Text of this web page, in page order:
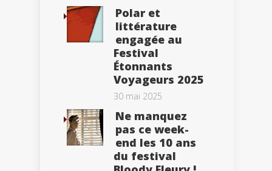
Polar et
littérature
engagée au
Festival
Étonnants
Voyageurs 2025
30 mai 2025
Ne manquez
pas ce week-
end les 10 ans
du festival